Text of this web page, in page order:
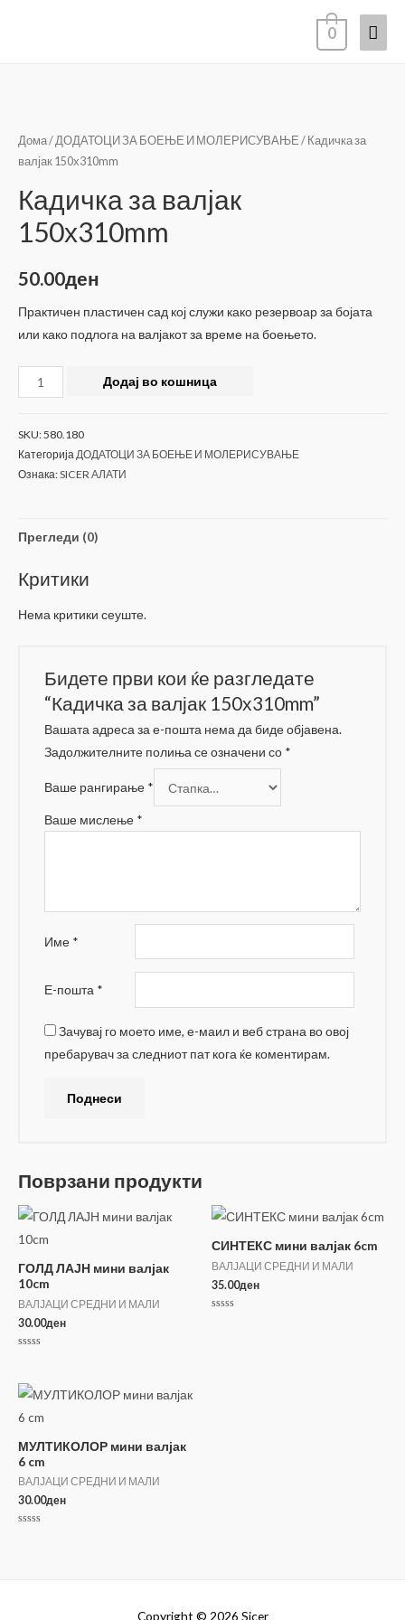
0
Дома/ ДОДАТОЦИ ЗА БОЕЊЕ И МОЛЕРИСУВАЊЕ / Кадичка за
валјак 150х310mm
Кадичка за валјак
150х310mm
50.00ден
Практичен пластичен сад кој служи како резервоар за бојата
или како подлога на валјакот за време на боењето.
Кадичка
за
количина
Додај во кошница
SKU:580.180
КатегоријаДОДАТОЦИ ЗА БОЕЊЕ И МОЛЕРИСУВАЊЕ
Ознака:SICER АЛАТИ
Прегледи (0)
Критики
Нема критики сеуште.
Бидете први кои ќе разгледате
“Кадичка за валјак 150х310mm”
Вашата адреса за е-пошта нема да биде објавена.
Задолжителните полиња се означени со *
Ваше рангирање *
Ваше мислење *
Име *
Е-пошта *
Зачувај го моето име, е-маил и веб страна во овој
пребарувач за следниот пат кога ќе коментирам.
Поврзани продукти
ГОЛД ЛАЈН мини валјак
10cm
ВАЛЈАЦИ СРЕДНИ И МАЛИ
30.00ден
5
СИНТЕКС мини валјак 6cm
ВАЛЈАЦИ СРЕДНИ И МАЛИ
35.00ден
МУЛТИКОЛОР мини валјак
6 cm
ВАЛЈАЦИ СРЕДНИ И МАЛИ
30.00ден
Copyright © 2026 Sicer